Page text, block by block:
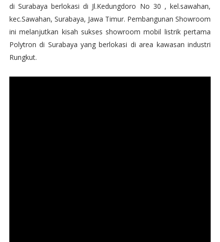
di Surabaya berlokasi di Jl.Kedungdoro No 30 , kel.sawahan,
kec.Sawahan, Surabaya, Jawa Timur. Pembangunan Showroom
ini melanjutkan kisah sukses showroom mobil listrik pertama
Polytron di Surabaya yang berlokasi di area kawasan industri
Rungkut.